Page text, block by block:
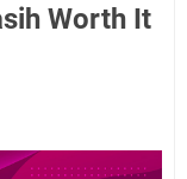
Worth It